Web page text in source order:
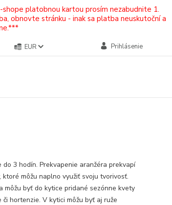
platobnou kartou prosím nezabudnite 1.
obnovte stránku - inak sa platba neuskutoční a
EUR Prihlásenie
3 hodín. Prekvapenie aranžéra prekvapí
ktoré môžu naplno využiť svoju tvorivosť.
môžu byť do kytice pridané sezónne kvety
či hortenzie. V kytici môžu byť aj ruže